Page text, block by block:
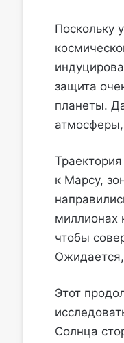
Поскольку
защита
планеты.
к Марсу,
миллионах
чтобы
Ожидается,
Этот
Солнца